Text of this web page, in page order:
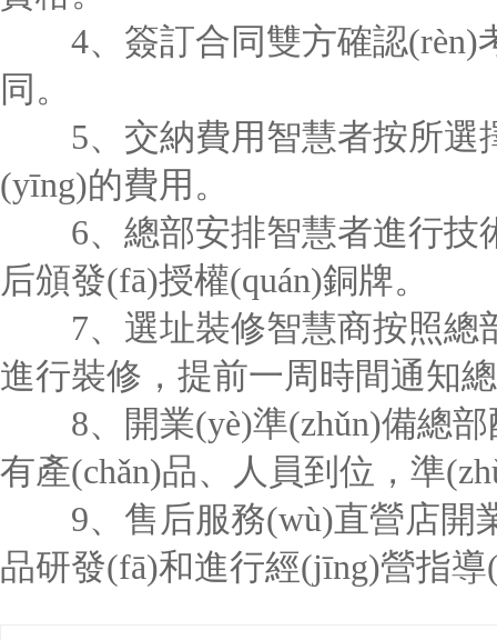
4、簽訂合同雙方確認(rèn)
同。
5、交納費用智慧者按所選
(yīng)的費用。
6、總部安排智慧者進行技
后頒發(fā)授權(quán)銅牌。
7、選址裝修智慧商按照總
進行裝修，提前一周時間通知
8、開業(yè)準(zhǔn)備總部
有產(chǎn)品、人員到位，準
9、售后服務(wù)直營店開
品研發(fā)和進行經(jīng)營指導